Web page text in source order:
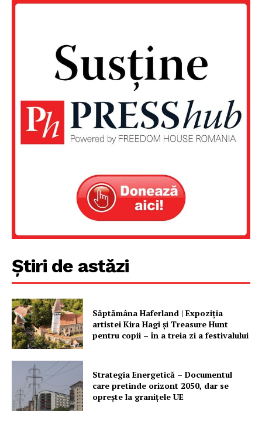
Știri de astăzi
Săptămâna Haferland | Expoziţia
artistei Kira Hagi şi Treasure Hunt
pentru copii – în a treia zi a festivalului
Strategia Energetică – Documentul
care pretinde orizont 2050, dar se
oprește la granițele UE